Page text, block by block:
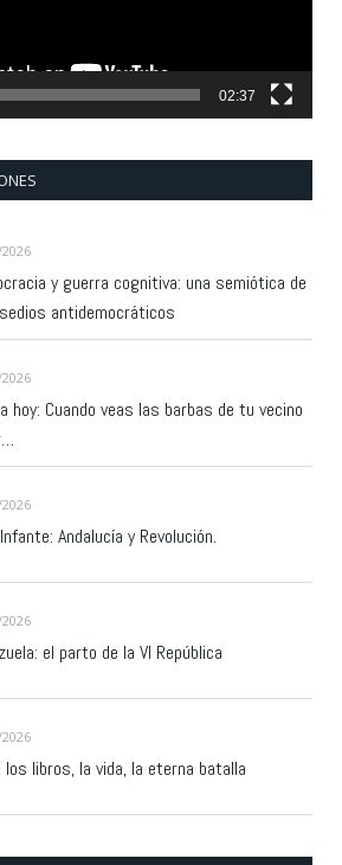
02:37
y guerra cognitiva: una semiótica de
antidemocráticos
hoy: Cuando veas las barbas de tu vecino
Andalucía y Revolución.
el parto de la VI República
los libros, la vida, la eterna batalla